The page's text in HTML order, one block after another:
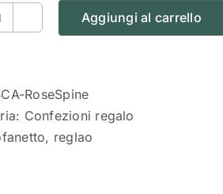
"Rose
Aggiungi al carrello
RoseSpine
Confezioni regalo
, reglao